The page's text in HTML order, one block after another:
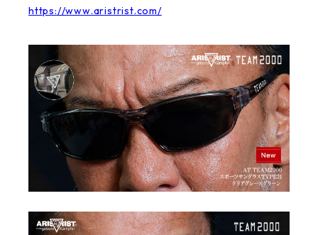
https://www.aristrist.com/